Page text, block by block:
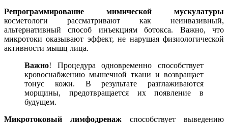
Репрограммирование мимической мускулатуры
косметологи рассматривают как неинвазивный,
альтернативный способ инъекциям ботокса. Важно, что
микротоки оказывают эффект, не нарушая физиологической
активности мышц лица.
Важно! Процедура одновременно способствует
кровоснабжению мышечной ткани и возвращает
тонус кожи. В результате разглаживаются
морщины, предотвращается их появление в
будущем.
Микротоковый лимфодренаж способствует выведению